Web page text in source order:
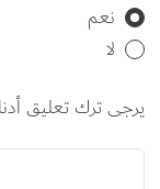
لا
نعم
يرجى ترك تعليق